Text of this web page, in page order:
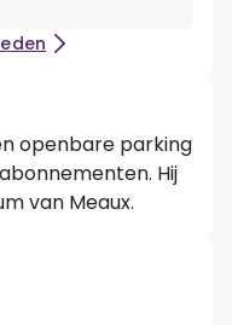
openbare parking
Hij
van Meaux.